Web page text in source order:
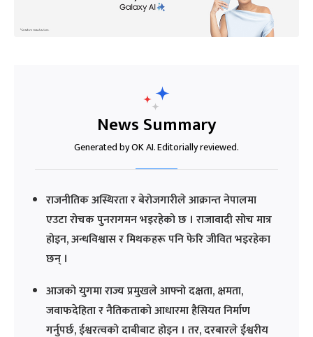
News Summary
Generated by OK AI. Editorially reviewed.
राजनीतिक अस्थिरता र बेरोजगारीले आक्रान्त नेपालमा
एउटा रोचक पुनरागमन भइरहेको छ । राजावादी सोच मात्र
होइन, अन्धविश्वास र मिथकहरू पनि फेरि जीवित भइरहेका
छन् ।
आजको युगमा राज्य प्रमुखले आफ्नो दक्षता, क्षमता,
जवाफदेहिता र नैतिकताको आधारमा हैसियत निर्माण
गर्नुपर्छ, ईश्वरत्वको दाबीबाट होइन । तर, दरबारले ईश्वरीय